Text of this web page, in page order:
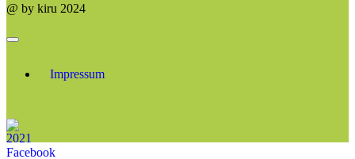
@ by kiru 2024
Impressum